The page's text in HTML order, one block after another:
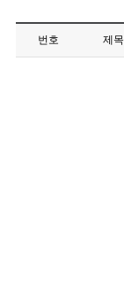
번호 제목